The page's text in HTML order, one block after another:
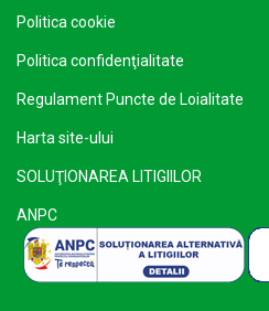
Politica cookie
Politica confidenţialitate
Regulament Puncte de Loialitate
Harta site-ului
SOLUŢIONAREA LITIGIILOR
ANPC